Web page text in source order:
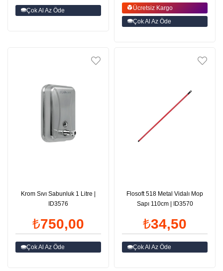
Çok Al Az Öde
Ücretsiz Kargo
Çok Al Az Öde
Krom Sıvı Sabunluk 1 Litre |
ID3576
₺750,00
Çok Al Az Öde
Flosoft 518 Metal Vidalı Mop
Sapı 110cm | ID3570
₺34,50
Çok Al Az Öde